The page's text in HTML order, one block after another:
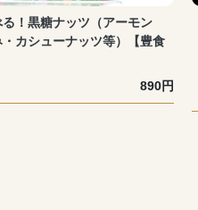
！黒糖ナッツ（アーモン
・カシューナッツ等）【豊食
890円